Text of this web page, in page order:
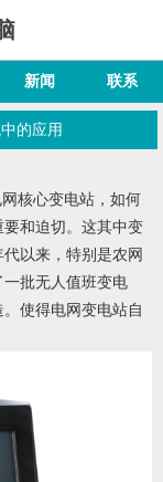
新闻 联系
的应用
核心变电站，如何
和迫切。这其中变
以来，特别是农网
批无人值班变电
使得电网变电站自